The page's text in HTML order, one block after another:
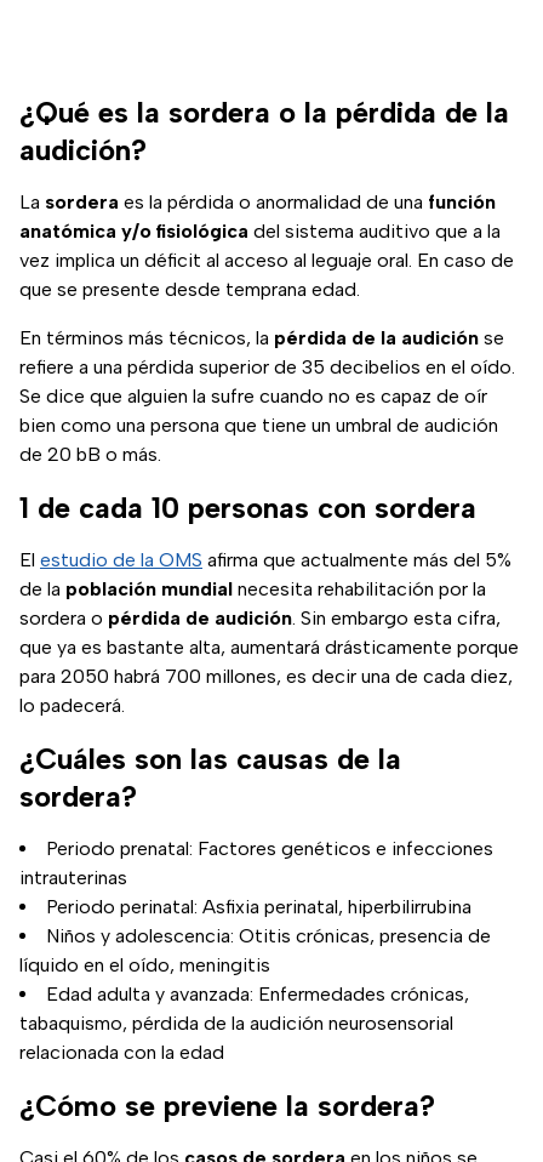
¿Qué es la sordera o la pérdida de la
audición?
La sordera es la pérdida o anormalidad de una función
anatómica y/o fisiológica del sistema auditivo que a la
vez implica un déficit al acceso al leguaje oral. En caso de
que se presente desde temprana edad.
En términos más técnicos, la pérdida de la audición se
refiere a una pérdida superior de 35 decibelios en el oído.
Se dice que alguien la sufre cuando no es capaz de oír
bien como una persona que tiene un umbral de audición
de 20 bB o más.
1 de cada 10 personas con sordera
El estudio de la OMS afirma que actualmente más del 5%
de la población mundial necesita rehabilitación por la
sordera o pérdida de audición. Sin embargo esta cifra,
que ya es bastante alta, aumentará drásticamente porque
para 2050 habrá 700 millones, es decir una de cada diez,
lo padecerá.
¿Cuáles son las causas de la
sordera?
Periodo prenatal: Factores genéticos e infecciones
intrauterinas
Periodo perinatal: Asfixia perinatal, hiperbilirrubina
Niños y adolescencia: Otitis crónicas, presencia de
líquido en el oído, meningitis
Edad adulta y avanzada: Enfermedades crónicas,
tabaquismo, pérdida de la audición neurosensorial
relacionada con la edad
¿Cómo se previene la sordera?